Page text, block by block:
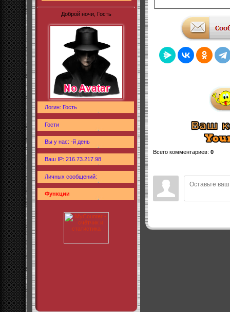
Доброй ночи, Гость
Логин: Гость
Гости
Вы у нас: -й день
Ваш IP: 216.73.217.98
Личных сообщений:
Функции
Всего комментариев: 0